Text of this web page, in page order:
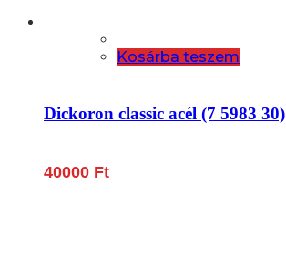
Kosárba teszem
Dickoron classic acél (7 5983 30)
40000 Ft